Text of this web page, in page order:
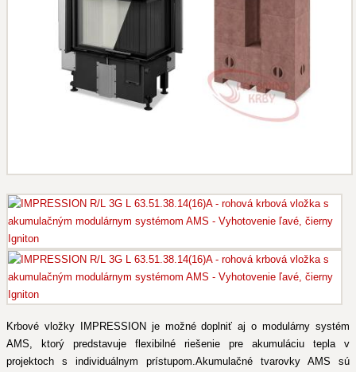
Krbové vložky IMPRESSION je možné doplniť aj o modulárny systém
AMS, ktorý predstavuje flexibilné riešenie pre akumuláciu tepla v
projektoch s individuálnym prístupom.Akumulačné tvarovky AMS sú